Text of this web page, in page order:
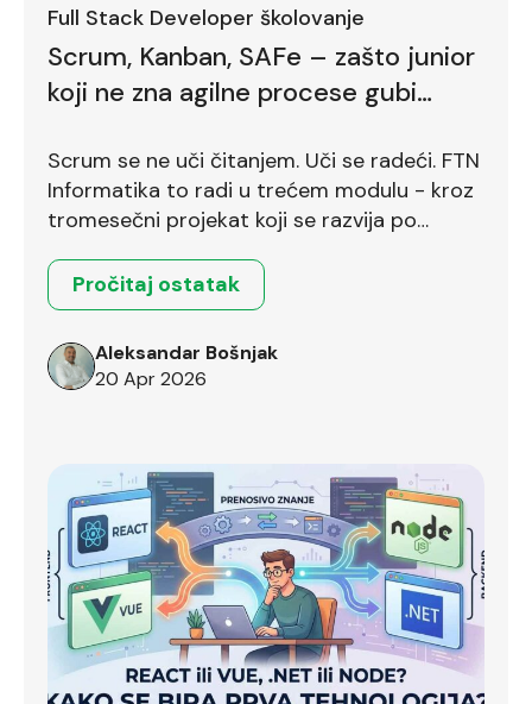
Full Stack Developer školovanje
Scrum, Kanban, SAFe – zašto junior
koji ne zna agilne procese gubi
Scrum se ne uči čitanjem. Uči se radeći. FTN
Informatika to radi u trećem modulu - kroz
tromesečni projekat koji se razvija po
Pročitaj ostatak
Aleksandar Bošnjak
20 Apr 2026